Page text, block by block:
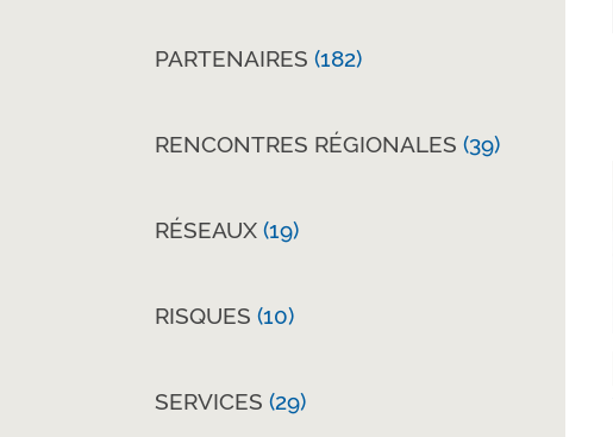
PARTENAIRES (182)
RENCONTRES RÉGIONALES (39)
RÉSEAUX (19)
RISQUES (10)
SERVICES (29)